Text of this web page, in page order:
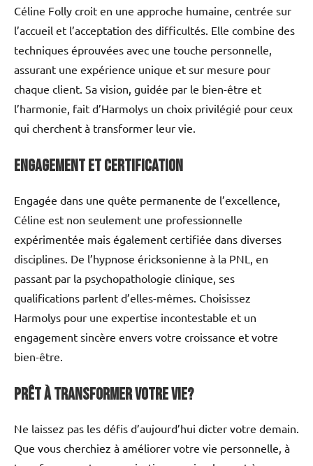
Céline Folly croit en une approche humaine, centrée sur
l’accueil et l’acceptation des difficultés. Elle combine des
techniques éprouvées avec une touche personnelle,
assurant une expérience unique et sur mesure pour
chaque client. Sa vision, guidée par le bien-être et
l’harmonie, fait d’Harmolys un choix privilégié pour ceux
qui cherchent à transformer leur vie.
Engagement et Certification
Engagée dans une quête permanente de l’excellence,
Céline est non seulement une professionnelle
expérimentée mais également certifiée dans diverses
disciplines. De l’hypnose éricksonienne à la PNL, en
passant par la psychopathologie clinique, ses
qualifications parlent d’elles-mêmes. Choisissez
Harmolys pour une expertise incontestable et un
engagement sincère envers votre croissance et votre
bien-être.
Prêt à Transformer votre Vie?
Ne laissez pas les défis d’aujourd’hui dicter votre demain.
Que vous cherchiez à améliorer votre vie personnelle, à